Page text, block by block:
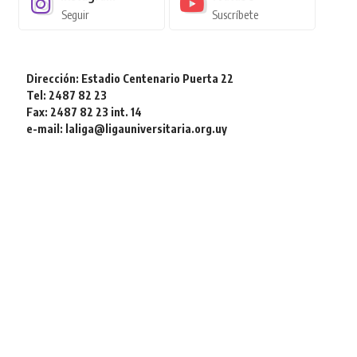
Seguir Suscríbete
Dirección: Estadio Centenario Puerta 22
Tel: 2487 82 23
Fax: 2487 82 23 int. 14
e-mail: laliga@ligauniversitaria.org.uy